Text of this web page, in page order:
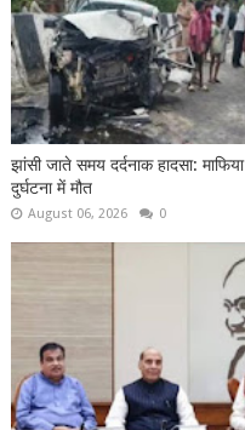
झांसी जाते समय दर्दनाक हादसा:
दुर्घटना में मौत
August 06, 2026 0